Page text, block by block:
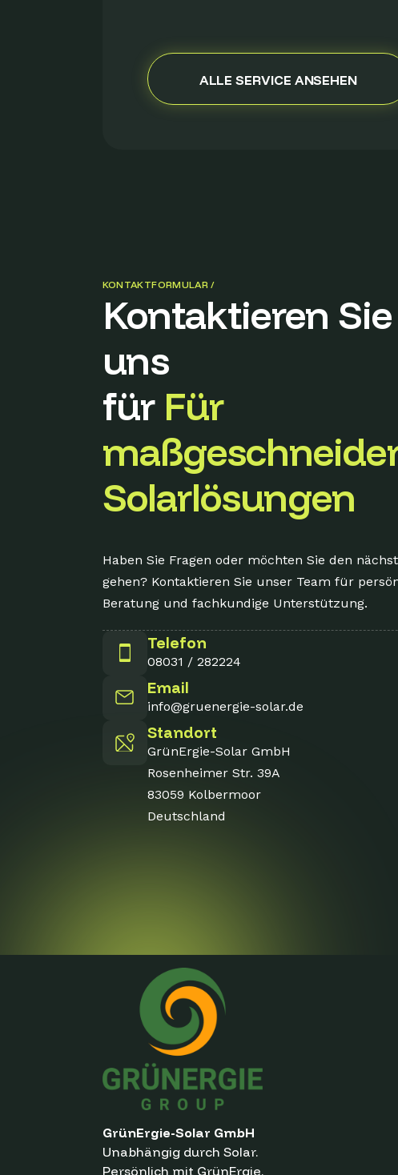
ALLE SERVICE ANSEHEN
KONTAKTFORMULAR /
Kontaktieren Sie
uns
für Für
Solarlösungen
Haben Sie Fragen oder möchten Sie den
gehen? Kontaktieren Sie unser Team für
Beratung und fachkundige Unterstützung.​
Telefon
08031 / 282224
Email
info@gruenergie-solar.de
Standort
GrünErgie-Solar GmbH
Rosenheimer Str. 39A
83059 Kolbermoor
Deutschland
GrünErgie-Solar GmbH
Unabhängig durch Solar.
Persönlich mit GrünErgie.